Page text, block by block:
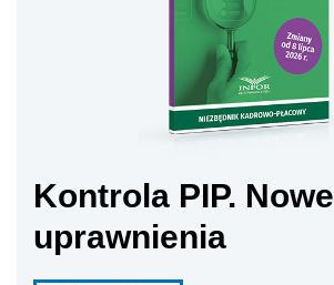
Kontrola PIP. Nowe
uprawnienia